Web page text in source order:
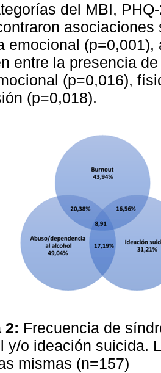
del MBI,
emocional
entre la presencia
(p=0,016),
(p=0,018).
2: Frecuencia de
y/o ideación suicida.
mismas (n=157)